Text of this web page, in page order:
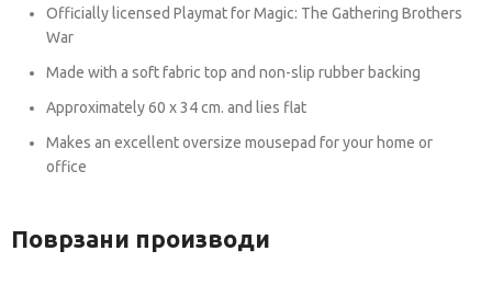
Officially licensed Playmat for Magic: The Gathering Brothers
War
Made with a soft fabric top and non-slip rubber backing
Approximately 60 x 34 cm. and lies flat
Makes an excellent oversize mousepad for your home or
office
Поврзани производи